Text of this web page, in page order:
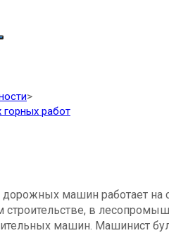
>
работ
машин работает
в
машин. Машинист